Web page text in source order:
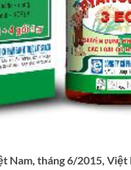
Nam, tháng 6/2015,